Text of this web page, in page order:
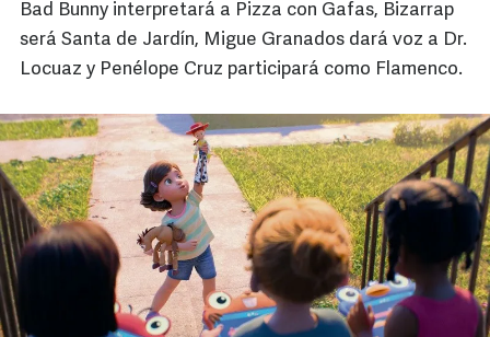
Bad Bunny interpretará a Pizza con Gafas, Bizarrap
será Santa de Jardín, Migue Granados dará voz a Dr.
Locuaz y Penélope Cruz participará como Flamenco.